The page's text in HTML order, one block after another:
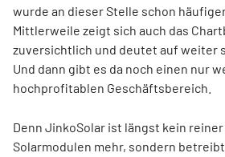
wurde an dieser Stelle schon
Mittlerweile zeigt sich auch das
zuversichtlich und deutet auf weiter
Und dann gibt es da noch einen nur
hochprofitablen Geschäftsbereich.
Denn JinkoSolar ist längst kein
Solarmodulen mehr, sondern